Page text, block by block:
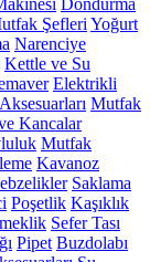
Dondurma
Şefleri Yoğurt
Narenciye
Kettle ve Su
Elektrikli
Mutfak
Kancalar
Mutfak
Kavanoz
Saklama
Poşetlik Kaşıklık
Sefer Tası
Pipet Buzdolabı